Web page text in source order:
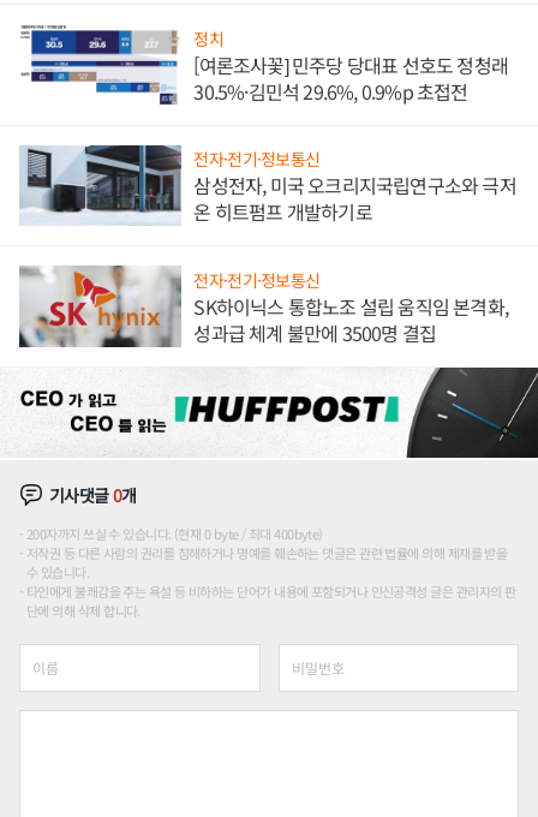
정치
[여론조사꽃] 민주당 당대표 선호도 정청래
30.5%·김민석 29.6%, 0.9%p 초접전
전자·전기·정보통신
삼성전자, 미국 오크리지국립연구소와 극저
온 히트펌프 개발하기로
전자·전기·정보통신
SK하이닉스 통합노조 설립 움직임 본격화,
성과급 체계 불만에 3500명 결집
기사댓글0개
200자까지 쓰실 수 있습니다. (현재 0 byte / 최대 400byte)
저작권 등 다른 사람의 권리를 침해하거나 명예를 훼손하는 댓글은 관련 법률에 의해 제재를 받을
수 있습니다.
타인에게 불쾌감을 주는 욕설 등 비하하는 단어가 내용에 포함되거나 인신공격성 글은 관리자의 판
단에 의해 삭제 합니다.